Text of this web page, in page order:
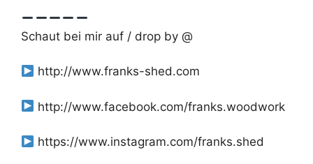
Schaut bei mir auf / drop by @
http://www.franks-shed.com
http://www.facebook.com/franks.woodwork
https://www.instagram.com/franks.shed